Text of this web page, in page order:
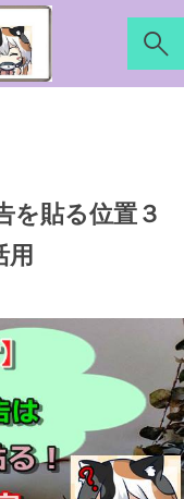
を貼る位置３
用